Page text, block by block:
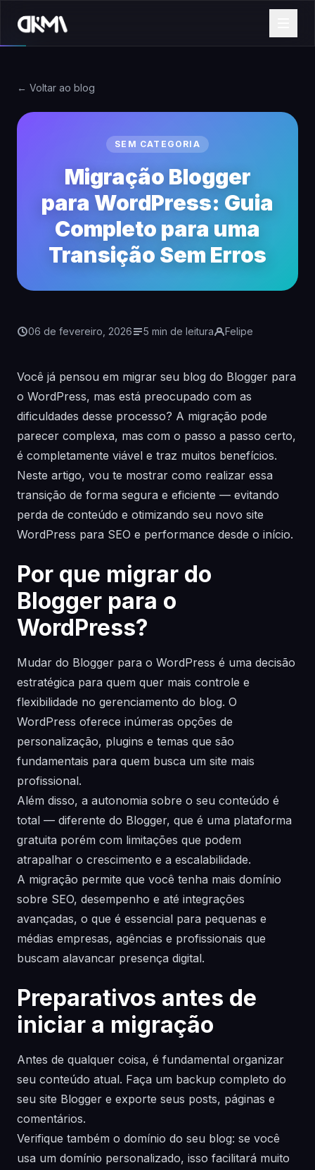
← Voltar ao blog
SEM CATEGORIA
Migração Blogger
para WordPress: Guia
Completo para uma
Transição Sem Erros
06 de fevereiro, 2026 5 min de leitura Felipe
Você já pensou em migrar seu blog do Blogger para
o WordPress, mas está preocupado com as
dificuldades desse processo? A migração pode
parecer complexa, mas com o passo a passo certo,
é completamente viável e traz muitos benefícios.
Neste artigo, vou te mostrar como realizar essa
transição de forma segura e eficiente — evitando
perda de conteúdo e otimizando seu novo site
WordPress para SEO e performance desde o início.
Por que migrar do
Blogger para o
WordPress?
Mudar do Blogger para o WordPress é uma decisão
estratégica para quem quer mais controle e
flexibilidade no gerenciamento do blog. O
WordPress oferece inúmeras opções de
personalização, plugins e temas que são
fundamentais para quem busca um site mais
profissional.
Além disso, a autonomia sobre o seu conteúdo é
total — diferente do Blogger, que é uma plataforma
gratuita porém com limitações que podem
atrapalhar o crescimento e a escalabilidade.
A migração permite que você tenha mais domínio
sobre SEO, desempenho e até integrações
avançadas, o que é essencial para pequenas e
médias empresas, agências e profissionais que
buscam alavancar presença digital.
Preparativos antes de
iniciar a migração
Antes de qualquer coisa, é fundamental organizar
seu conteúdo atual. Faça um backup completo do
seu site Blogger e exporte seus posts, páginas e
comentários.
Verifique também o domínio do seu blog: se você
usa um domínio personalizado, isso facilitará muito